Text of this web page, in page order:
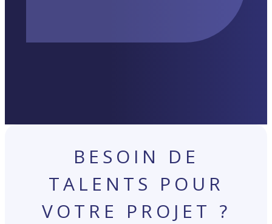
BESOIN DE
TALENTS POUR
VOTRE PROJET ?